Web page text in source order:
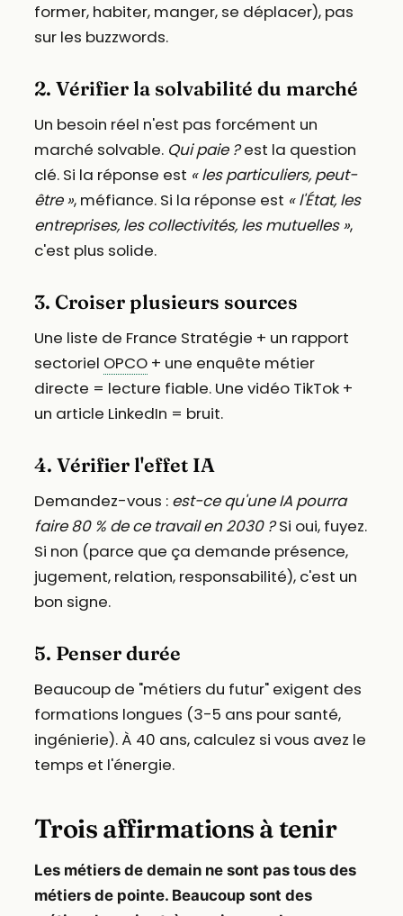
former, habiter, manger, se déplacer), pas
sur les buzzwords.
2. Vérifier la solvabilité du marché
Un besoin réel n'est pas forcément un
marché solvable. Qui paie ?est la question
clé. Si la réponse est « les particuliers, peut-
être », méfiance. Si la réponse est « l'État, les
entreprises, les collectivités, les mutuelles »,
c'est plus solide.
3. Croiser plusieurs sources
Une liste de France Stratégie + un rapport
sectoriel OPCO+ une enquête métier
directe = lecture fiable. Une vidéo TikTok +
un article LinkedIn = bruit.
4. Vérifier l'effet IA
Demandez-vous : est-ce qu'une IA pourra
faire 80 % de ce travail en 2030 ?Si oui, fuyez.
Si non (parce que ça demande présence,
jugement, relation, responsabilité), c'est un
bon signe.
5. Penser durée
Beaucoup de "métiers du futur" exigent des
formations longues (3-5 ans pour santé,
ingénierie). À 40 ans, calculez si vous avez le
temps et l'énergie.
Trois affirmations à tenir
Les métiers de demain ne sont pas tous des
métiers de pointe. Beaucoup sont des